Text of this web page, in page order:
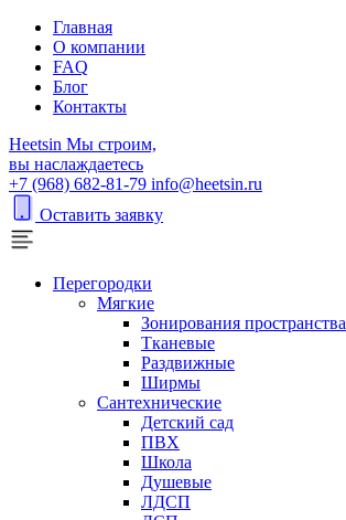
Главная
О компании
FAQ
Блог
Контакты
Heetsin Мы строим,
вы наслаждаетесь
+7 (968) 682-81-79 info@heetsin.ru
Оставить заявку
Перегородки
Мягкие
Зонирования пространства
Тканевые
Раздвижные
Ширмы
Сантехнические
Детский сад
ПВХ
Школа
Душевые
ЛДСП